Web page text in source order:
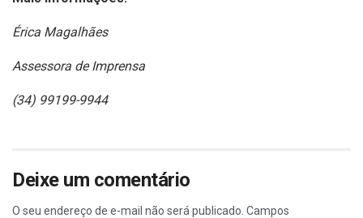
Érica Magalhães
Assessora de Imprensa
(34) 99199-9944
Deixe um comentário
O seu endereço de e-mail não será publicado. Campos